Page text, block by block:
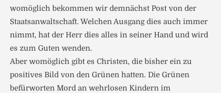
womöglich bekommen wir demnächst Post von der
Staatsanwaltschaft. Welchen Ausgang dies auch immer
nimmt, hat der Herr dies alles in seiner Hand und wird
es zum Guten wenden.
Aber womöglich gibt es Christen, die bisher ein zu
positives Bild von den Grünen hatten. Die Grünen
befürworten Mord an wehrlosen Kindern im